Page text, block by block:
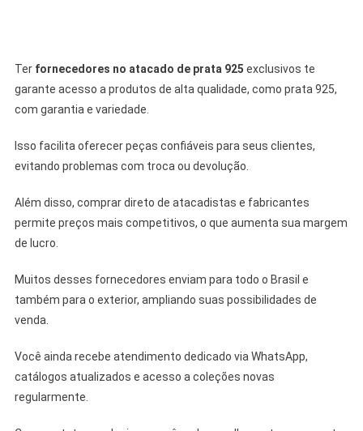
Ter fornecedores no atacado de prata 925 exclusivos te
garante acesso a produtos de alta qualidade, como prata 925,
com garantia e variedade.
Isso facilita oferecer peças confiáveis para seus clientes,
evitando problemas com troca ou devolução.
Além disso, comprar direto de atacadistas e fabricantes
permite preços mais competitivos, o que aumenta sua margem
de lucro.
Muitos desses fornecedores enviam para todo o Brasil e
também para o exterior, ampliando suas possibilidades de
venda.
Você ainda recebe atendimento dedicado via WhatsApp,
catálogos atualizados e acesso a coleções novas
regularmente.